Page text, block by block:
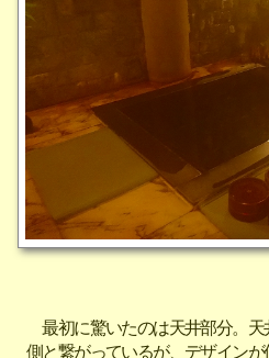
最初に驚いたのは天井部分。天
側と繋がっているが、デザイン